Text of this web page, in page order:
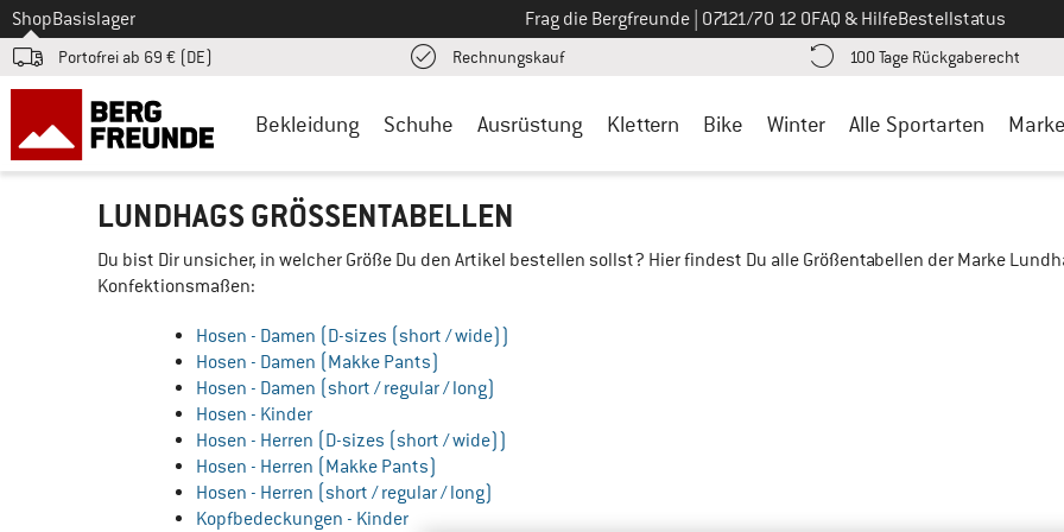
Zum
ShopBasislager Frag die Bergfreunde Ruf uns an unter
07121/70 12 0FAQ & HilfeBestellstatus
Portofrei ab 69 € (DE) RechnungskaufFinde die Zahlungs-Infos hier! Öffnet sich in einer Infobox
100 Tage Rückgaberecht
Bekleidung Schuhe Ausrüstung Klettern Bike Winter Alle Sportarten
LUNDHAGS GRÖSSENTABELLEN
Du bist Dir unsicher, in welcher Größe Du den Artikel bestellen sollst? Hier findest Du alle Größentabellen der Marke
Konfektionsmaßen:
Hosen - Damen (D-sizes (short / wide))
Hosen - Damen (Makke Pants)
Hosen - Damen (short / regular / long)
Hosen - Kinder
Hosen - Herren (D-sizes (short / wide))
Hosen - Herren (Makke Pants)
Hosen - Herren (short / regular / long)
Kopfbedeckungen - Kinder